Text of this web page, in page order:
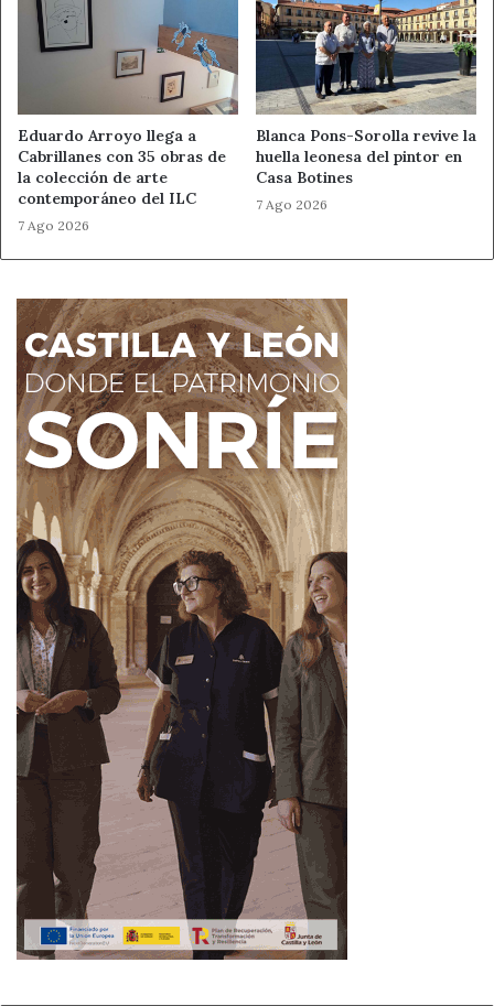
Eduardo Arroyo llega a
Cabrillanes con 35 obras de
la colección de arte
contemporáneo del ILC
7 Ago 2026
Blanca Pons-Sorolla revive la
huella leonesa del pintor en
Casa Botines
7 Ago 2026